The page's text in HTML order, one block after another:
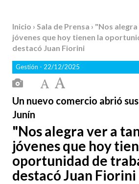
Inicio › Sala de Prensa › "Nos
jóvenes que hoy tienen la
destacó Juan Fiorini
Gestión - 22/12/2025
Un nuevo comercio abrió
Junín
"Nos alegra ver a
jóvenes que hoy
oportunidad de
destacó Juan Fiorini